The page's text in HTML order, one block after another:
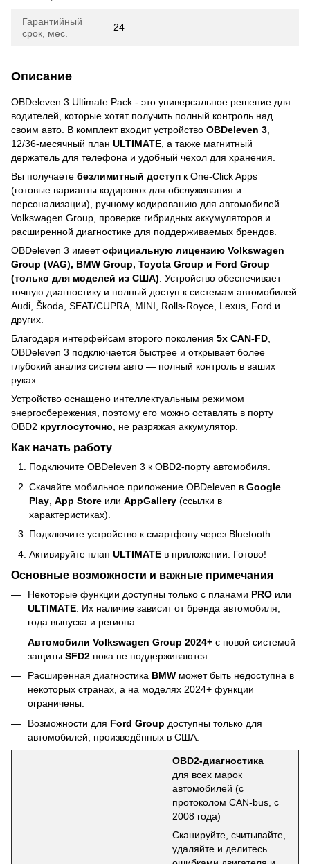
Гарантийный
срок, мес.
24
Описание
OBDeleven 3 Ultimate Pack - это универсальное решение для
водителей, которые хотят получить полный контроль над
своим авто. В комплект входит устройство OBDeleven 3
12/36-месячный план ULTIMATE , а также магнитный
держатель для телефона и удобный чехол для хранения.
Вы получаете безлимитный доступ к One-Click Apps
(готовые варианты кодировок для обслуживания и
персонализации), ручному кодированию для автомобилей
Volkswagen Group, проверке гибридных аккумуляторов и
расширенной диагностике для поддерживаемых брендов.
OBDeleven 3 имеетофициальную лицензию Volkswagen
Group (VAG), BMW Group, Toyota Group и Ford Group
(только для моделей из США) . Устройство обеспечивает
точную диагностику и полный доступ к системам автомобилей
Audi, Škoda, SEAT/CUPRA, MINI, Rolls-Royce, Lexus, Ford и
других.
Благодаря интерфейсам второго поколения 5x CAN-FD
OBDeleven 3 подключается быстрее и открывает более
глубокий анализ систем авто — полный контроль в ваших
руках.
Устройство оснащено интеллектуальным режимом
энергосбережения, поэтому его можно оставлять в порту
OBD2 круглосуточно , не разряжая аккумулятор.
Как начать работу
Подключите OBDeleven 3 к OBD2-порту автомобиля.
Скачайте мобильное приложение OBDeleven в Google
Play App Store или AppGallery (ссылки в
характеристиках).
Подключите устройство к смартфону через Bluetooth.
Активируйте план ULTIMATE в приложении. Готово!
Основные возможности и важные примечания
Некоторые функции доступны только с планами PRO или
ULTIMATE. Их наличие зависит от бренда автомобиля,
года выпуска и региона.
Автомобили Volkswagen Group 2024+ с новой системой
защиты SFD2 пока не поддерживаются.
Расширенная диагностика BMW может быть недоступна в
некоторых странах, а на моделях 2024+ функции
ограничены.
Возможности для Ford Group доступны только для
автомобилей, произведённых в США.
OBD2-диагностика
для всех марок
автомобилей (с
протоколом CAN-bus, с
2008 года)
Сканируйте, считывайте,
удаляйте и делитесь